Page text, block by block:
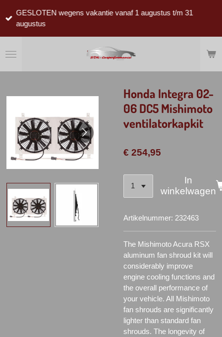
direct
hoofdinhoud
GESLOTEN wegens vakantie vanaf 1 augustus t/m 31
augustus
Honda Integra 02-
06 DC5 Mishimoto
ventilatorkapkit
€ 254,95
In
winkelwagen
Artikelnummer: 232463
The Mishimoto Acura RSX
aluminum fan shroud kit will
considerably improve
engine cooling functions and
the overall performance of
your vehicle. All Mishimoto
fan shrouds are significantly
lighter than standard fan
shrouds. The longevity of